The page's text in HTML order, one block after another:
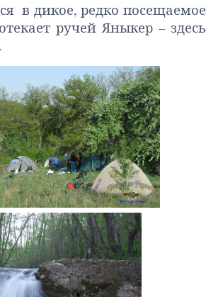
в дикое, редко посещаемое
ручей Яныкер – здесь